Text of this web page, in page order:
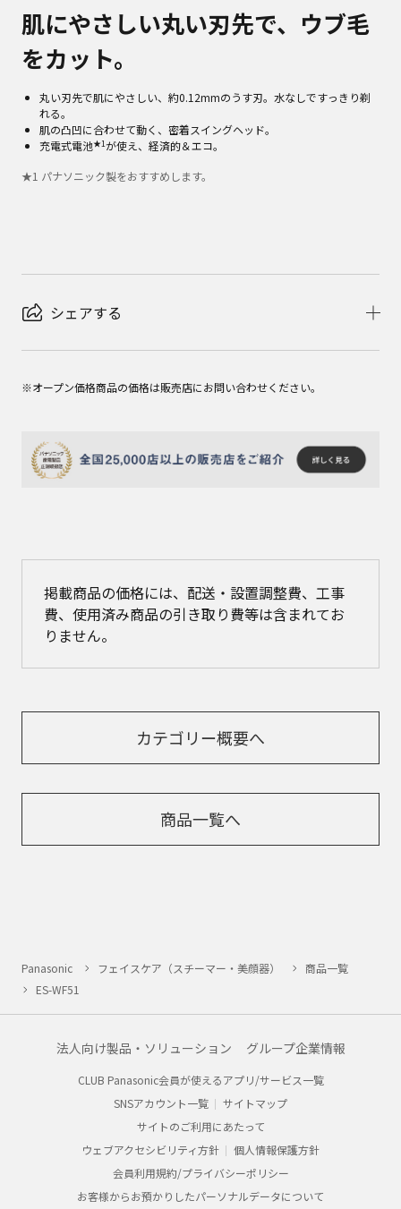
肌にやさしい丸い刃先で、ウブ毛
をカット。
丸い刃先で肌にやさしい、約0.12mmのうす刃。水なしですっきり剃
れる。
肌の凸凹に合わせて動く、密着スイングヘッド。
充電式電池★1が使え、経済的＆エコ。
★1 パナソニック製をおすすめします。
シェアする
※オープン価格商品の価格は販売店にお問い合わせください。
掲載商品の価格には、配送・設置調整費、工事
費、使用済み商品の引き取り費等は含まれてお
りません。
カテゴリー概要へ
商品一覧へ
Panasonic フェイスケア（スチーマー・美顔器）
商品一覧
ES-WF51
法人向け製品・ソリューション グループ企業情報
CLUB Panasonic会員が使えるアプリ/サービス一覧
SNSアカウント一覧
サイトマップ
サイトのご利用にあたって
ウェブアクセシビリティ方針
個人情報保護方針
会員利用規約/プライバシーポリシー
お客様からお預かりしたパーソナルデータについて